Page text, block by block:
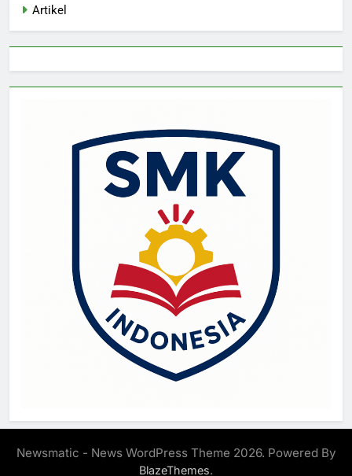
Artikel
Newsmatic - News WordPress Theme 2026. Powered By
BlazeThemes.